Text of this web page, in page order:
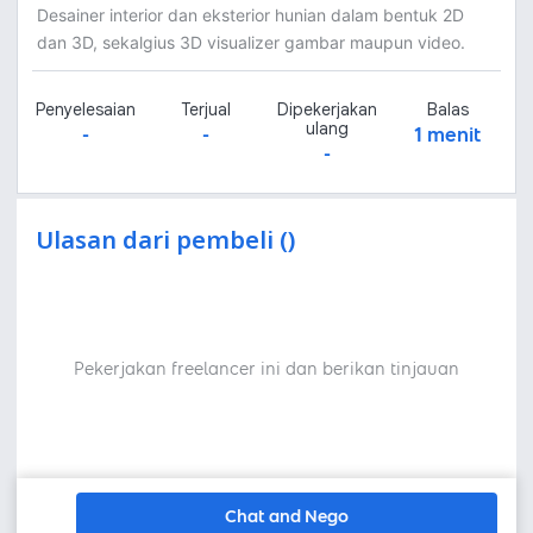
Desainer interior dan eksterior hunian dalam bentuk 2D
dan 3D, sekalgius 3D visualizer gambar maupun video.
Penyelesaian
-
Terjual
-
Dipekerjakan
ulang
-
Balas
1 menit
Ulasan dari pembeli ()
Pekerjakan freelancer ini dan berikan tinjauan
Chat and Nego